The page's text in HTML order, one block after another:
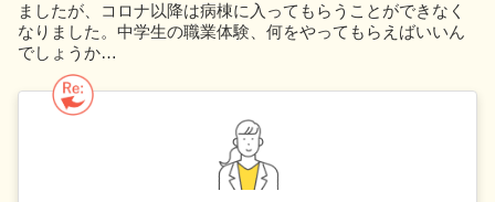
ましたが、コロナ以降は病棟に入ってもらうことができなく
なりました。中学生の職業体験、何をやってもらえばいいん
でしょうか…